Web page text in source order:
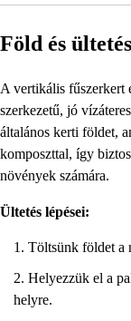
Föld és
A vertikális fűszerkert
szerkezetű, jó
általános kerti földet,
komposzttal, így
növények számára.
Ültetés lépései:
Töltsünk földet a
Helyezzük el a
helyre.